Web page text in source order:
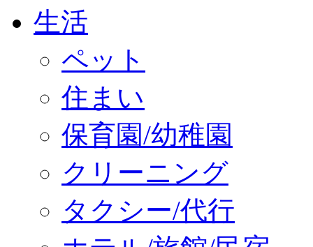
生活
ペット
住まい
保育園/幼稚園
クリーニング
タクシー/代行